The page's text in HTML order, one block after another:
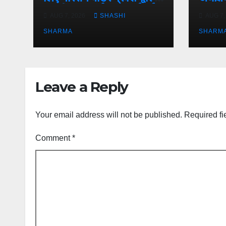
राष्ट्रीय राजमार्ग पर लगाई गई
रंगीन एलईडी लाइटें
SHASHI
SHARMA
स्थल
पहुंचे
Leave a Reply
Your email address will not be published. Required
Comment*